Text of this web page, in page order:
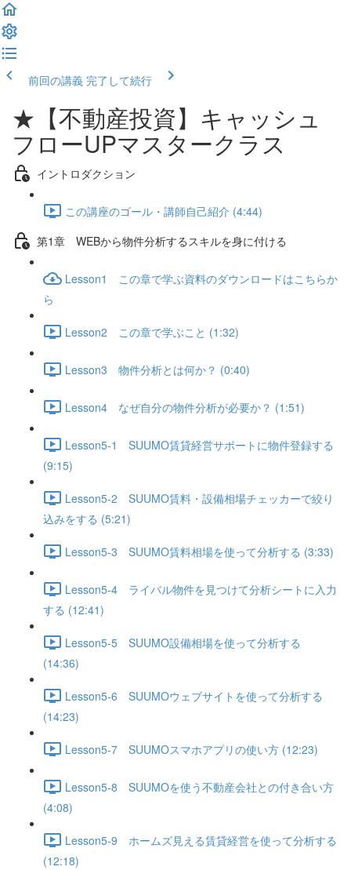
前回の講義 完了して続行
★【不動産投資】キャッシュ
フローUPマスタークラス
イントロダクション
この講座のゴール・講師自己紹介 (4:44)
第1章 WEBから物件分析するスキルを身に付ける
Lesson1 この章で学ぶ資料のダウンロードはこちらか
ら
Lesson2 この章で学ぶこと (1:32)
Lesson3 物件分析とは何か？ (0:40)
Lesson4 なぜ自分の物件分析が必要か？ (1:51)
Lesson5-1 SUUMO賃貸経営サポートに物件登録する
(9:15)
Lesson5-2 SUUMO賃料・設備相場チェッカーで絞り
込みをする (5:21)
Lesson5-3 SUUMO賃料相場を使って分析する (3:33)
Lesson5-4 ライバル物件を見つけて分析シートに入力
する (12:41)
Lesson5-5 SUUMO設備相場を使って分析する
(14:36)
Lesson5-6 SUUMOウェブサイトを使って分析する
(14:23)
Lesson5-7 SUUMOスマホアプリの使い方 (12:23)
Lesson5-8 SUUMOを使う不動産会社との付き合い方
(4:08)
Lesson5-9 ホームズ見える賃貸経営を使って分析する
(12:18)